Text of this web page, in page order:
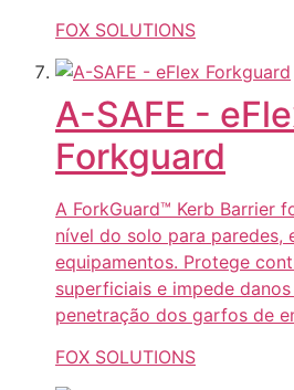
FOX SOLUTIONS
A-SAFE -
Forkguard
A ForkGuard™ Kerb Barrier
nível do solo para paredes,
equipamentos. Protege
superficiais e impede
penetração dos garfos de
FOX SOLUTIONS